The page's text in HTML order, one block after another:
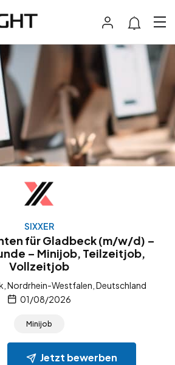
SIXXER
für Gladbeck (m/w/d) –
– Minijob, Teilzeitjob,
Vollzeitjob
Nordrhein-Westfalen, Deutschland
01/08/2026
Minijob
Jetzt bewerben